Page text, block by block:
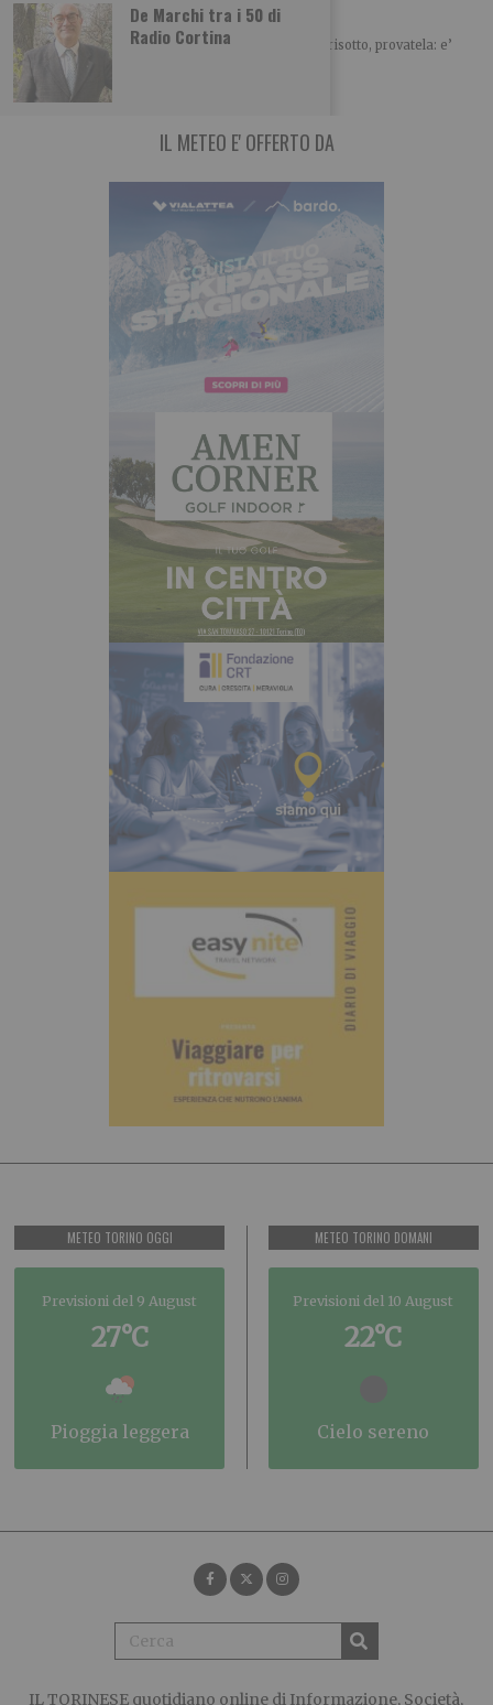
De Marchi tra i 50 di
Radio Cortina
Pasta risottata alla mediterranea
Avete letto bene, e’ una pasta ma… cuoce come un risotto, provatela: e’
proprio appetitosa!
IL METEO E' OFFERTO DA
METEO TORINO OGGI
Previsioni del 9 August
27°C
pioggia leggera
METEO TORINO DOMANI
Previsioni del 10 August
22°C
cielo sereno
IL TORINESE quotidiano online di Informazione, Società,